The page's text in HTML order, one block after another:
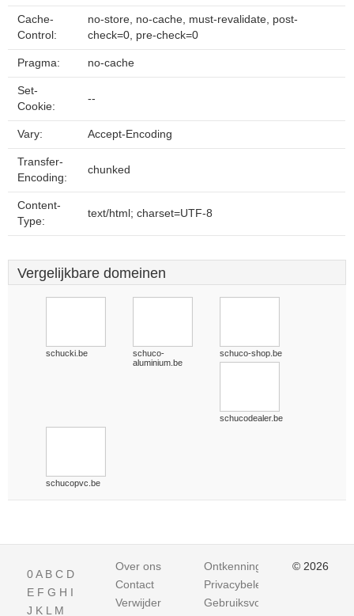
Cache-
Control:
no-store, no-cache, must-revalidate, post-
check=0, pre-check=0
Pragma: no-cache
Set-
Cookie:
--
Vary: Accept-Encoding
Transfer-
Encoding:
chunked
Content-
Type:
text/html; charset=UTF-8
Vergelijkbare domeinen
schucki.be
schuco-
aluminium.be
schuco-shop.be
schucodealer.be
schucopvc.be
0A B C D
E F G H I
J K L M
Over ons
Contact
Verwijder
Ontkenning
Privacybeleid
Gebruiksvoorwaarden
© 2026